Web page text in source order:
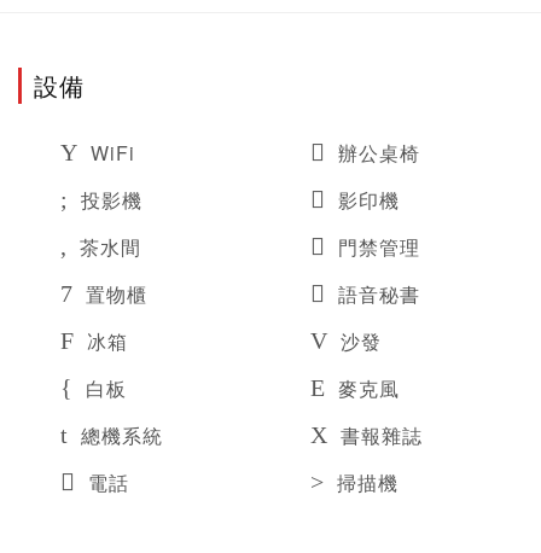
設備
WiFi
辦公桌椅
投影機
影印機
茶水間
門禁管理
置物櫃
語音秘書
冰箱
沙發
白板
麥克風
總機系統
書報雜誌
電話
掃描機